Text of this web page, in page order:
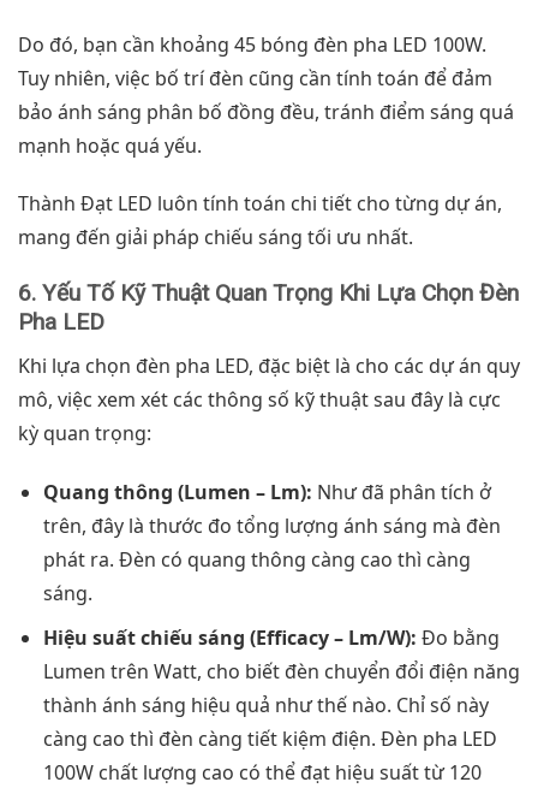
Do đó, bạn cần khoảng 45 bóng đèn pha LED 100W.
Tuy nhiên, việc bố trí đèn cũng cần tính toán để đảm
bảo ánh sáng phân bố đồng đều, tránh điểm sáng quá
mạnh hoặc quá yếu.
Thành Đạt LED luôn tính toán chi tiết cho từng dự án,
mang đến giải pháp chiếu sáng tối ưu nhất.
6. Yếu Tố Kỹ Thuật Quan Trọng Khi Lựa Chọn Đèn
Pha LED
Khi lựa chọn đèn pha LED, đặc biệt là cho các dự án quy
mô, việc xem xét các thông số kỹ thuật sau đây là cực
kỳ quan trọng:
Quang thông (Lumen – Lm): Như đã phân tích ở
trên, đây là thước đo tổng lượng ánh sáng mà đèn
phát ra. Đèn có quang thông càng cao thì càng
sáng.
Hiệu suất chiếu sáng (Efficacy – Lm/W): Đo bằng
Lumen trên Watt, cho biết đèn chuyển đổi điện năng
thành ánh sáng hiệu quả như thế nào. Chỉ số này
càng cao thì đèn càng tiết kiệm điện. Đèn pha LED
100W chất lượng cao có thể đạt hiệu suất từ 120